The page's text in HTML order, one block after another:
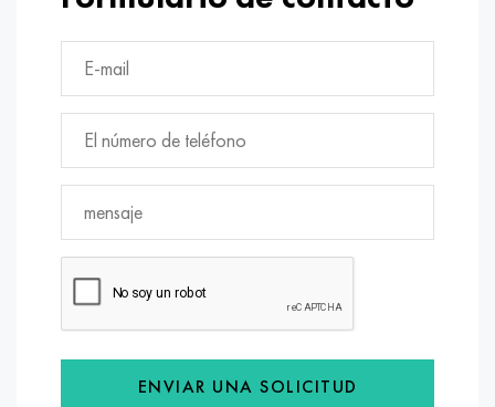
ENVIAR UNA SOLICITUD